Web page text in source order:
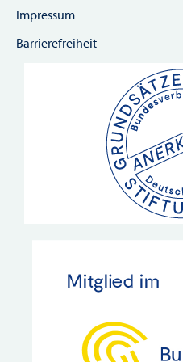
Impressum
Barrierefreiheit